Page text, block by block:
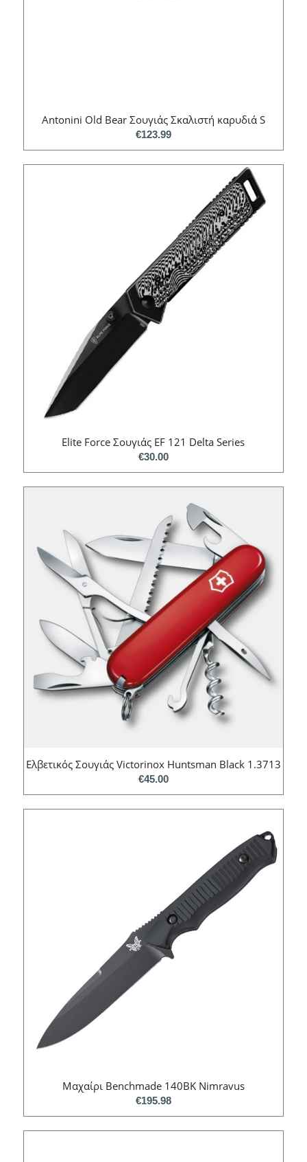
Antonini Old Bear Σουγιάς Σκαλιστή καρυδιά S
€123.99
Elite Force Σουγιάς EF 121 Delta Series
€30.00
Ελβετικός Σουγιάς Victorinox Huntsman Black 1.3713
€45.00
Μαχαίρι Benchmade 140BK Nimravus
€195.98